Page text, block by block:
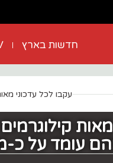
חדשות בארץ
עקבו לכל עדכוני
עומד על כ-